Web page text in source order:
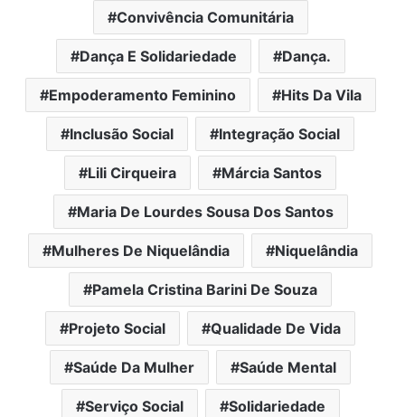
Convivência Comunitária
Dança E Solidariedade Dança.
Empoderamento Feminino Hits Da Vila
Inclusão Social Integração Social
Lili Cirqueira Márcia Santos
Maria De Lourdes Sousa Dos Santos
Mulheres De Niquelândia Niquelândia
Pamela Cristina Barini De Souza
Projeto Social Qualidade De Vida
Saúde Da Mulher Saúde Mental
Serviço Social Solidariedade